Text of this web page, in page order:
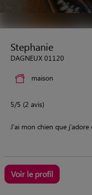
Stephanie
DAGNEUX 01120
maison
5/5 (2 avis)
J'ai mon chien que
Voir le profil